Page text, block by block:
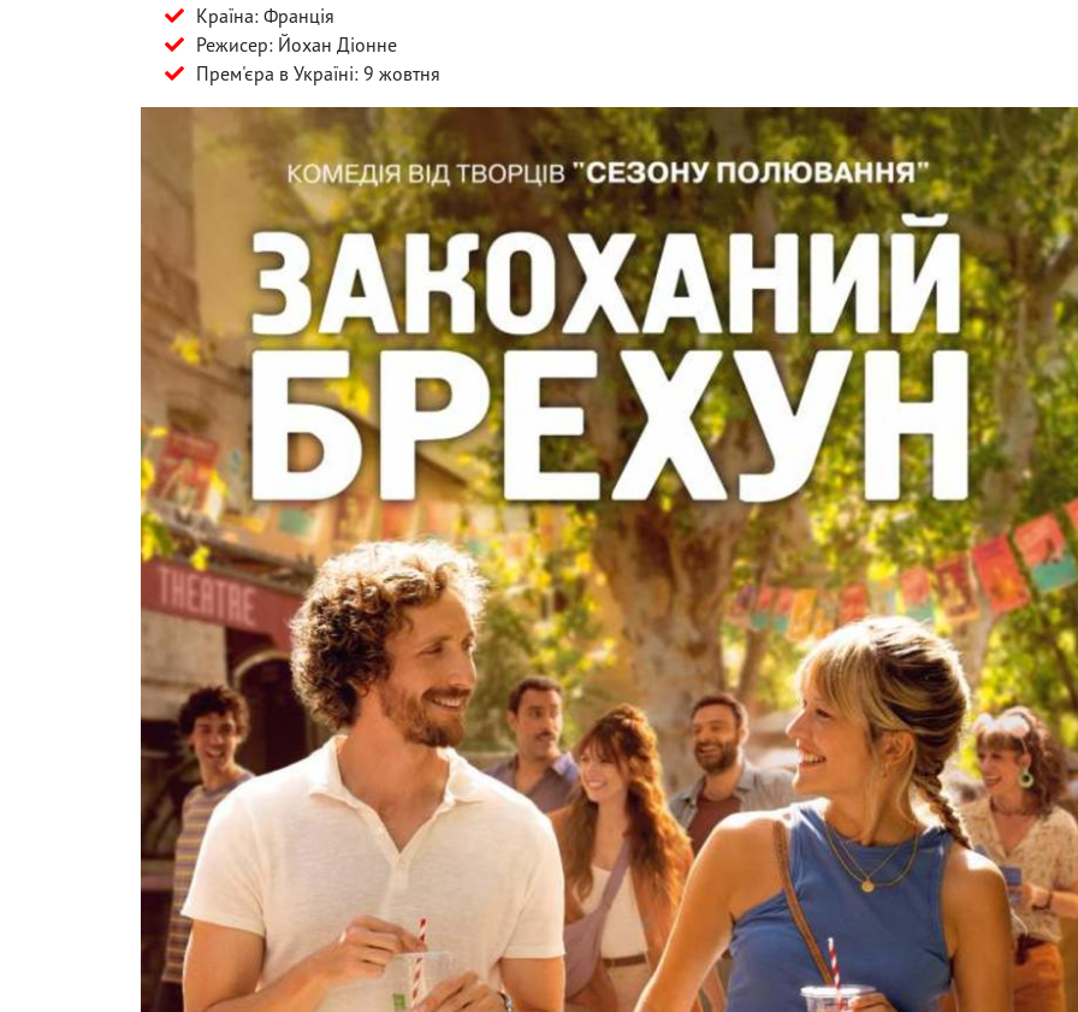
Країна: Франція
Режисер: Йохан Діонне
Прем'єра в Україні: 9 жовтня